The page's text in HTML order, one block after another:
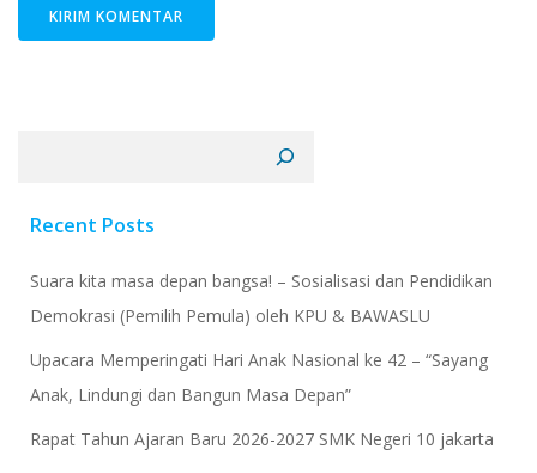
Recent Posts
Suara kita masa depan bangsa! – Sosialisasi dan Pendidikan
Demokrasi (Pemilih Pemula) oleh KPU & BAWASLU
Upacara Memperingati Hari Anak Nasional ke 42 – “Sayang
Anak, Lindungi dan Bangun Masa Depan”
Rapat Tahun Ajaran Baru 2026-2027 SMK Negeri 10 jakarta